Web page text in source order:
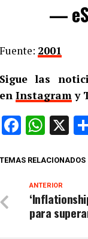
—
Fuente: 2001
Sigue las
en Instagramy
X
TEMAS RELACIONADOS
ANTERIOR
para